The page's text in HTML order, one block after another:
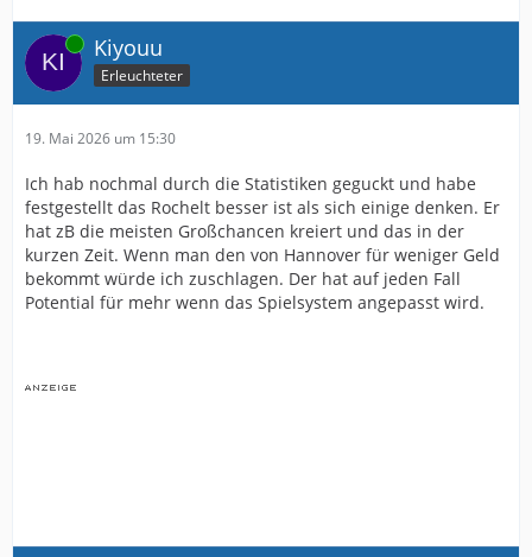
Online Kiyouu
Erleuchteter
19. Mai 2026 um 15:30
Ich hab nochmal durch die Statistiken geguckt und habe
festgestellt das Rochelt besser ist als sich einige denken. Er
hat zB die meisten Großchancen kreiert und das in der
kurzen Zeit. Wenn man den von Hannover für weniger Geld
bekommt würde ich zuschlagen. Der hat auf jeden Fall
Potential für mehr wenn das Spielsystem angepasst wird.